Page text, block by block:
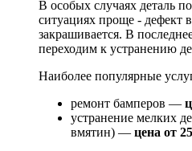
В особых случаях деталь
ситуациях проще - дефект
закрашивается. В
переходим к устранению
Наиболее популярные
ремонт бамперов —
устранение мелких
вмятин) — цена от